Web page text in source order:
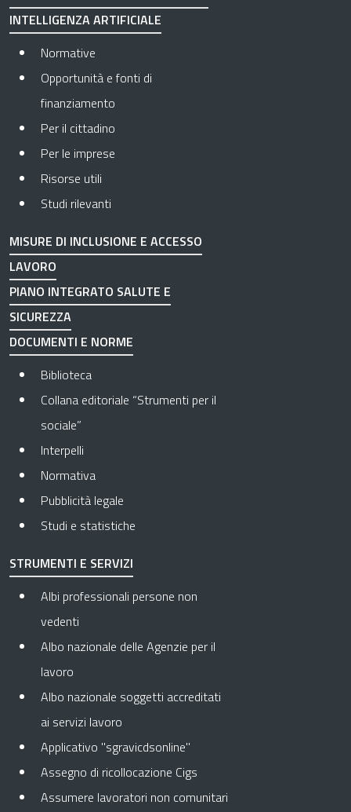
INTELLIGENZA ARTIFICIALE
Normative
Opportunità e fonti di
finanziamento
Per il cittadino
Per le imprese
Risorse utili
Studi rilevanti
MISURE DI INCLUSIONE E ACCESSO
LAVORO
PIANO INTEGRATO SALUTE E
SICUREZZA
DOCUMENTI E NORME
Biblioteca
Collana editoriale “Strumenti per il
sociale”
Interpelli
Normativa
Pubblicità legale
Studi e statistiche
STRUMENTI E SERVIZI
Albi professionali persone non
vedenti
Albo nazionale delle Agenzie per il
lavoro
Albo nazionale soggetti accreditati
ai servizi lavoro
Applicativo "sgravicdsonline"
Assegno di ricollocazione Cigs
Assumere lavoratori non comunitari